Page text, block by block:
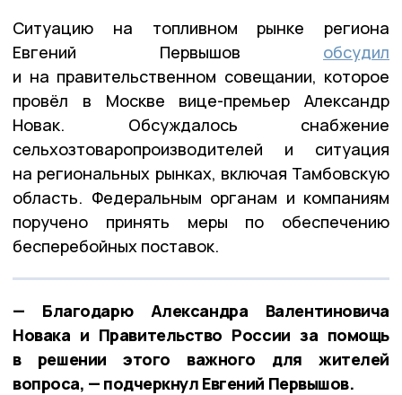
Ситуацию на топливном рынке региона
Евгений Первышов обсудил
и на правительственном совещании, которое
провёл в Москве вице-премьер Александр
Новак. Обсуждалось снабжение
сельхозтоваропроизводителей и ситуация
на региональных рынках, включая Тамбовскую
область. Федеральным органам и компаниям
поручено принять меры по обеспечению
бесперебойных поставок.
— Благодарю Александра Валентиновича
Новака и Правительство России за помощь
в решении этого важного для жителей
вопроса, — подчеркнул Евгений Первышов.